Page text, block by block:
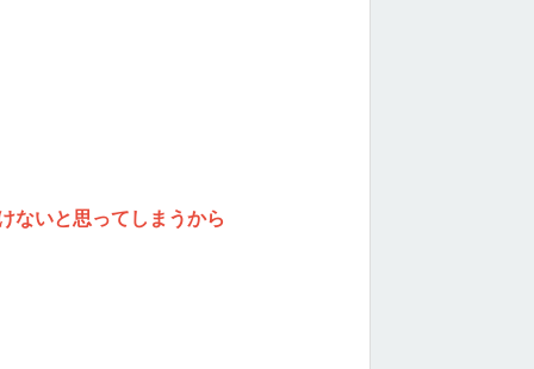
ないと思ってしまうから